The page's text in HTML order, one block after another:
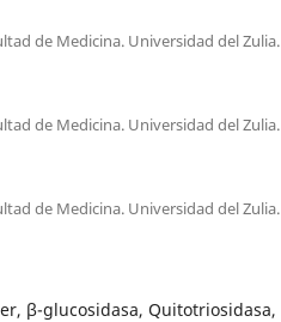
de Medicina. Universidad del Zulia.
de Medicina. Universidad del Zulia.
de Medicina. Universidad del Zulia.
β-glucosidasa, Quitotriosidasa,